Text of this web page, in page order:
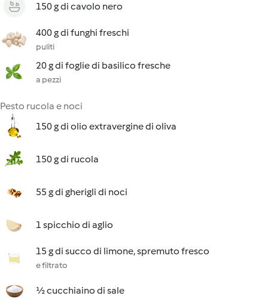
150 g di cavolo nero
400 g di funghi freschi
puliti
20 g di foglie di basilico fresche
a pezzi
Pesto rucola e noci
150 g di olio extravergine di oliva
150 g di rucola
55 g di gherigli di noci
1 spicchio di aglio
15 g di succo di limone, spremuto fresco
e filtrato
½ cucchiaino di sale